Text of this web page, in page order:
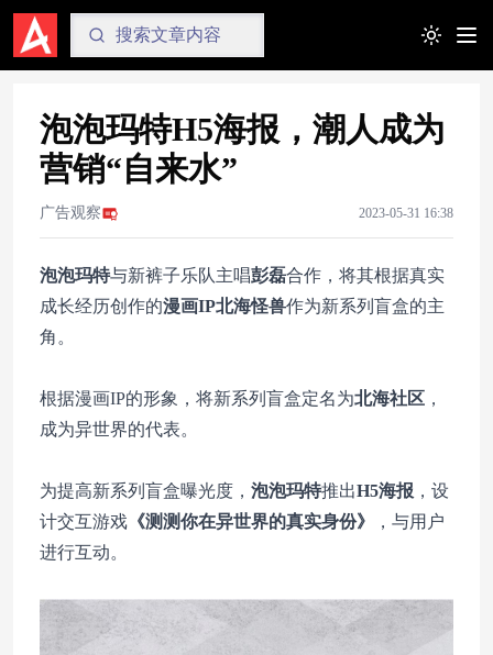
Toggle
泡泡玛特H5海报，潮人成为
营销“自来水”
广告观察 2023-05-31 16:38
泡泡玛特与新裤子乐队主唱彭磊合作，将其根据真实
成长经历创作的漫画IP北海怪兽作为新系列盲盒的主
角。
根据漫画IP的形象，将新系列盲盒定名为北海社区 ，
成为异世界的代表。
为提高新系列盲盒曝光度， 泡泡玛特推出H5海报 ，设
计交互游戏 《测测你在异世界的真实身份》
，与用户
进行互动。